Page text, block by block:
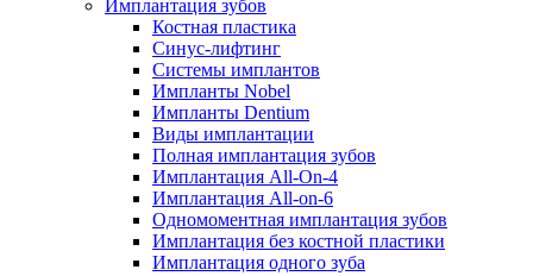
Имплантация зубов
Костная пластика
Синус-лифтинг
Системы имплантов
Импланты Nobel
Импланты Dentium
Виды имплантации
Полная имплантация зубов
Имплантация All-On-4
Имплантация All-on-6
Одномоментная имплантация зубов
Имплантация без костной пластики
Имплантация одного зуба